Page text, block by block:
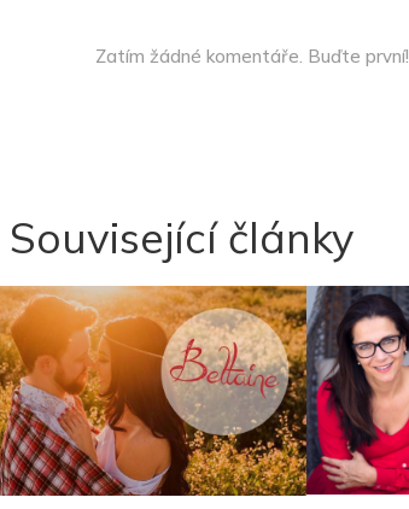
Zatím žádné komentáře. Buďte první!
Související články